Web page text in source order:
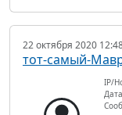
22 октября 2020
тот-самый-
IP/